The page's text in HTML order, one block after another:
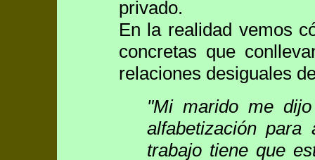
privado.
En la realidad vemos
concretas que
relaciones desiguales
"Mi marido me
alfabetización
trabajo tiene que